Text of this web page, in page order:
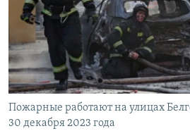
ПОБЕДИТЕЛЕЙ НЕ СУДЯТ?
КРЫМ.НЕПОКОРЕННЫЙ
ELIFBE
УКРАИНСКАЯ ПРОБЛЕМА КРЫМА
ПРИСОЕДИНЯЙТЕСЬ!
Все сайты RFE/RL
Пожарные работают на улицах
30 декабря 2023 года